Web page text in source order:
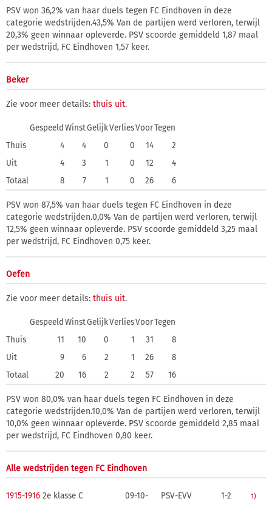
PSV won 36,2% van haar duels tegen FC Eindhoven in deze
categorie wedstrijden.43,5% Van de partijen werd verloren, terwijl
20,3% geen winnaar opleverde. PSV scoorde gemiddeld 1,87 maal
per wedstrijd, FC Eindhoven 1,57 keer.
Beker
Zie voor meer details: thuis uit.
Gespeeld WinstGelijkVerliesVoorTegen
Thuis
4 4 0 0 14
2
Uit
4 3 1 0 12
4
Totaal
8 7 1 0 26 6
PSV won 87,5% van haar duels tegen FC Eindhoven in deze
categorie wedstrijden.0,0% Van de partijen werd verloren, terwijl
12,5% geen winnaar opleverde. PSV scoorde gemiddeld 3,25 maal
per wedstrijd, FC Eindhoven 0,75 keer.
Oefen
Zie voor meer details: thuis uit.
Gespeeld WinstGelijkVerliesVoorTegen
Thuis
11 10 0 1 31
8
Uit
9 6 2 1 26
8
Totaal
20 16 2 2 57 16
PSV won 80,0% van haar duels tegen FC Eindhoven in deze
categorie wedstrijden.10,0% Van de partijen werd verloren, terwijl
10,0% geen winnaar opleverde. PSV scoorde gemiddeld 2,85 maal
per wedstrijd, FC Eindhoven 0,80 keer.
Alle wedstrijden tegen FC Eindhoven
1915-1916 2e klasse C
09-10-
PSV-EVV 1-2 1)